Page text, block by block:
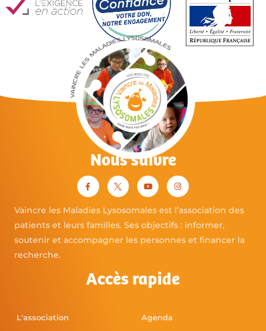
Nous suivre
Vaincre les Maladies Lysosomales est l’association des
patients et leurs familles. Ses objectifs : informer,
soutenir et accompagner les personnes et financer la
recherche.
Accès rapide
L'association Agenda